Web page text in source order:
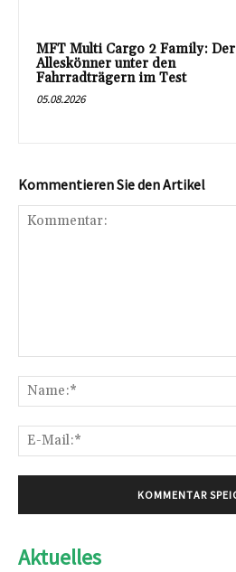
MFT Multi Cargo 2 Family: Der
Alleskönner unter den
Fahrradträgern im Test
05.08.2026
Kommentieren Sie den Artikel
Aktuelles